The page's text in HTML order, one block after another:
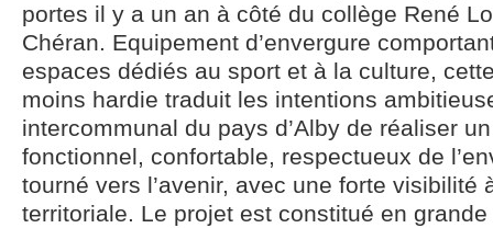
portes il y a un an à côté du collège René
Chéran. Equipement d’envergure
espaces dédiés au sport et à la culture,
moins hardie traduit les intentions
intercommunal du pays d’Alby de réaliser
fonctionnel, confortable, respectueux de
tourné vers l’avenir, avec une forte visibilité
territoriale. Le projet est constitué en